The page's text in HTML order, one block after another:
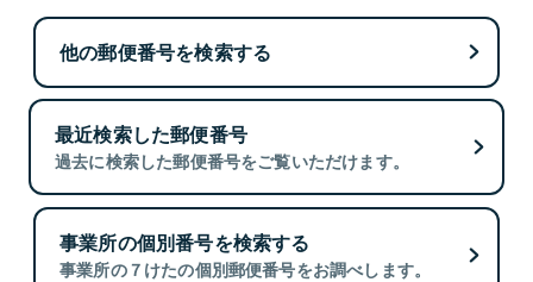
他の郵便番号を検索する
最近検索した郵便番号
過去に検索した郵便番号をご覧いただけます。
事業所の個別番号を検索する
事業所の７けたの個別郵便番号をお調べします。